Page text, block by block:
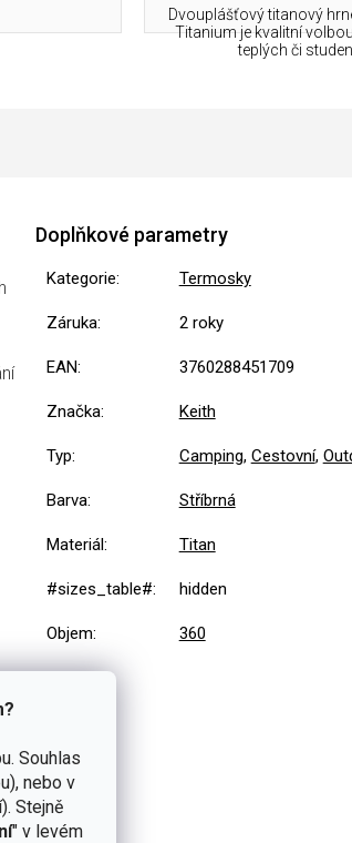
Souhlas
nebo v
Stejně
" v levém
Dvouplášťový titanový
Titanium je kvalitní
teplých či
Doplňkové parametry
Kategorie: Termosky
Záruka: 2 roky
EAN: 3760288451709
Značka: Keith
Typ: Camping, Cestovní,
Barva: Stříbrná
Materiál: Titan
#sizes_table#: hidden
Objem: 360